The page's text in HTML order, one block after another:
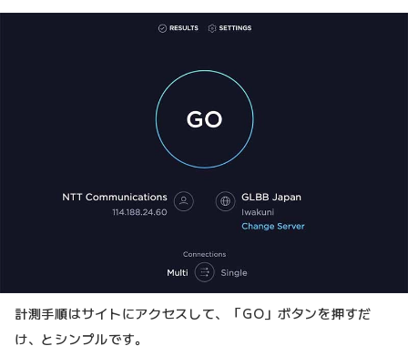
計測手順はサイトにアクセスして、「GO」ボタンを押すだ
け、とシンプルです。